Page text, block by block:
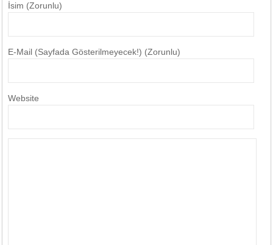
İsim (Zorunlu)
E-Mail (Sayfada Gösterilmeyecek!) (Zorunlu)
Website